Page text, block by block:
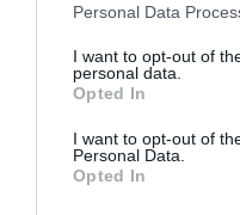
Personal Data
I want to opt-out of
personal data.
Opted In
I want to opt-out of
Personal Data.
Opted In
Diario de la
Oír se manifiesta
“Pedro Sánchez
por Redacción
Artículos anteriores